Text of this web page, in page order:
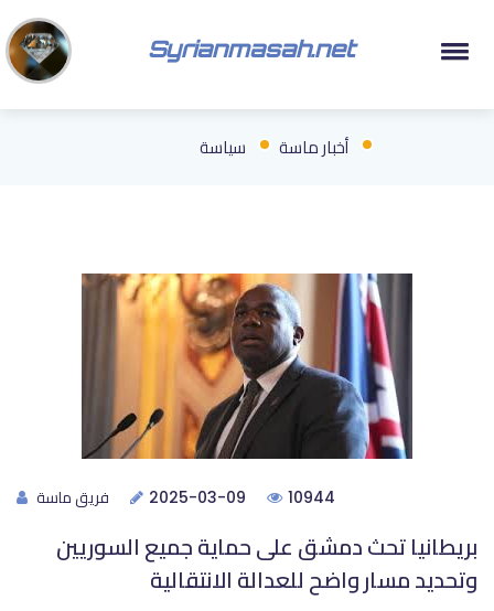
Syrianmasah.net
أخبار ماسة سياسة
فريق ماسة 2025-03-09 10944
بريطانيا تحث دمشق على حماية جميع السوريين
وتحديد مسار واضح للعدالة الانتقالية